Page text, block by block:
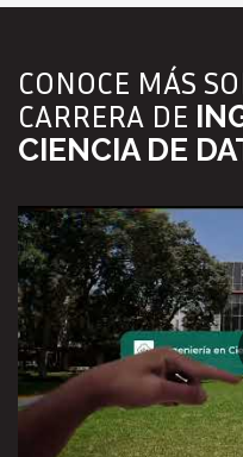
CONOCE MÁS
CARRERA DE
CIENCIA DE